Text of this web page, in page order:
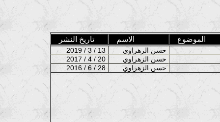
تاريخ النشر الاسم الموضوع
2019 / 3 / 13
2017 / 4 / 20
2016 / 6 / 28